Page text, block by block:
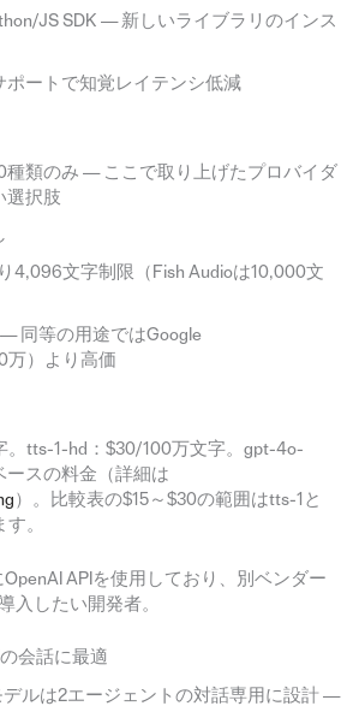
JS SDK — 新しいライブラリのインス
ポートで知覚レイテンシ低減
種類のみ — ここで取り上げたプロバイダ
選択肢
4,096文字制限（Fish Audioは10,000文
同等の用途ではGoogle
万）より高価
。tts-1-hd：$30/100万文字。gpt-4o-
スの料金（詳細は
）。比較表の$15～$30の範囲はtts-1と
。
APIを使用しており、別ベンダー
入したい開発者。
会話に最適
デルは2エージェントの対話専用に設計 —